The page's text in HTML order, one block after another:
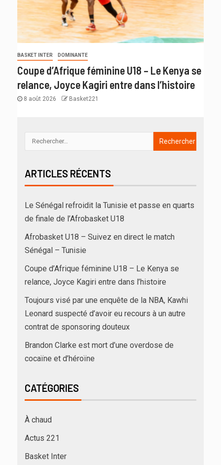
BASKET INTER DOMINANTE
Coupe d’Afrique féminine U18 – Le Kenya se
relance, Joyce Kagiri entre dans l’histoire
8 août 2026 Basket221
ARTICLES RÉCENTS
Le Sénégal refroidit la Tunisie et passe en quarts
de finale de l’Afrobasket U18
Afrobasket U18 – Suivez en direct le match
Sénégal – Tunisie
Coupe d’Afrique féminine U18 – Le Kenya se
relance, Joyce Kagiri entre dans l’histoire
Toujours visé par une enquête de la NBA, Kawhi
Leonard suspecté d’avoir eu recours à un autre
contrat de sponsoring douteux
Brandon Clarke est mort d’une overdose de
cocaïne et d’héroïne
CATÉGORIES
À chaud
Actus 221
Basket Inter